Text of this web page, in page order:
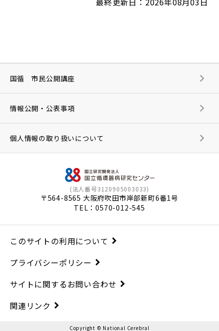
(法人番号3120905003033)
〒564-8565 大阪府吹田市岸部新町6番1号
TEL：0570-012-545
国循 市民公開講座
情報公開・公表事項
個人情報の取り扱いについて
このサイトの利用について
プライバシーポリシー
サイトに関するお問い合わせ
関連リンク
Copyright © National Cerebral